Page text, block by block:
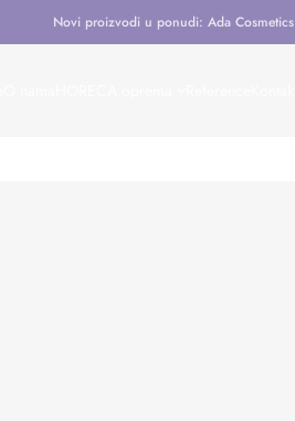
Novi proizvodi u ponudi: Ada Cosmetics